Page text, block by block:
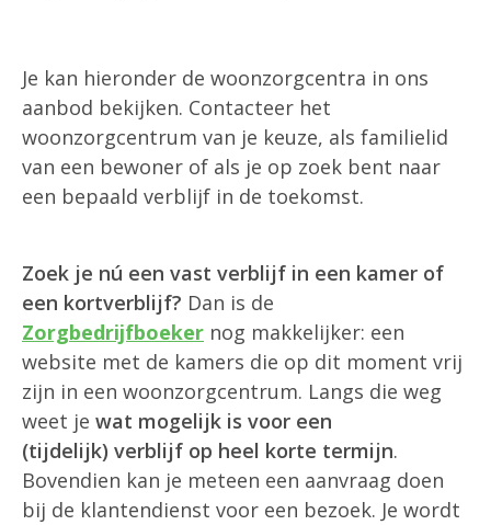
Je kan hieronder de woonzorgcentra in ons
aanbod bekijken. Contacteer het
woonzorgcentrum van je keuze, als familielid
van een bewoner of als je op zoek bent naar
een bepaald verblijf in de toekomst.
Zoek je nú een vast verblijf in een kamer of
een kortverblijf? Dan is de
Zorgbedrijfboeker nog makkelijker: een
website met de kamers die op dit moment vrij
zijn in een woonzorgcentrum. Langs die weg
weet je wat mogelijk is voor een
(tijdelijk) verblijf op heel korte termijn.
Bovendien kan je meteen een aanvraag doen
bij de klantendienst voor een bezoek. Je wordt